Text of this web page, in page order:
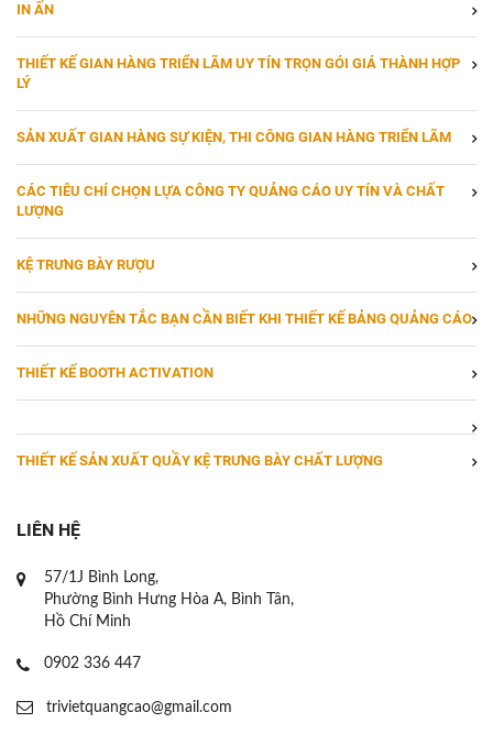
IN ẤN
THIẾT KẾ GIAN HÀNG TRIỂN LÃM UY TÍN TRỌN GÓI GIÁ THÀNH HỢP
LÝ
SẢN XUẤT GIAN HÀNG SỰ KIỆN, THI CÔNG GIAN HÀNG TRIỂN LÃM
CÁC TIÊU CHÍ CHỌN LỰA CÔNG TY QUẢNG CÁO UY TÍN VÀ CHẤT
LƯỢNG
KỆ TRƯNG BÀY RƯỢU
NHỮNG NGUYÊN TẮC BẠN CẦN BIẾT KHI THIẾT KẾ BẢNG QUẢNG CÁO
THIẾT KẾ BOOTH ACTIVATION
THIẾT KẾ SẢN XUẤT QUẦY KỆ TRƯNG BÀY CHẤT LƯỢNG
LIÊN HỆ
57/1J Bình Long,
Phường Bình Hưng Hòa A, Bình Tân,
Hồ Chí Minh
0902 336 447
trivietquangcao@gmail.com